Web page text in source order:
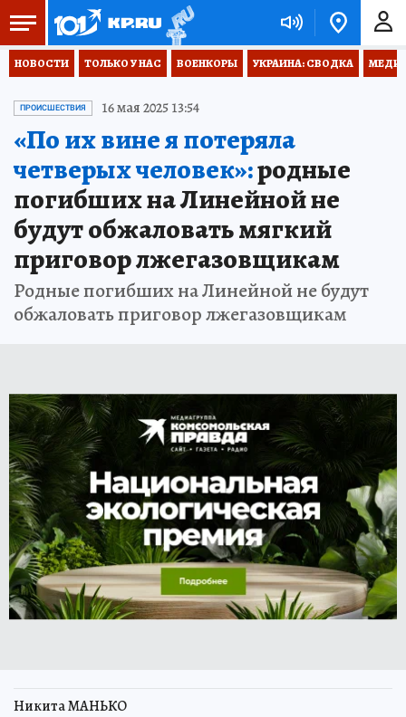
НОВОСТИ ТОЛЬКО У НАС ВОЕНКОРЫ УКРАИНА: СВОДКА
ПРОИСШЕСТВИЯ 16 мая 2025 13:54
«По их вине я потеряла
четверых человек»:родные
погибших на Линейной не
будут обжаловать мягкий
приговор лжегазовщикам
Родные погибших на Линейной не будут
обжаловать приговор лжегазовщикам
Никита МАНЬКО